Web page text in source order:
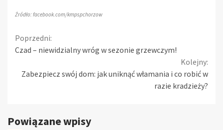
Źródło: facebook.com/kmpspchorzow
Continue
Poprzedni:
Czad – niewidzialny wróg w sezonie grzewczym!
Kolejny:
Zabezpiecz swój dom: jak uniknąć włamania i co robić w
razie kradzieży?
Powiązane wpisy